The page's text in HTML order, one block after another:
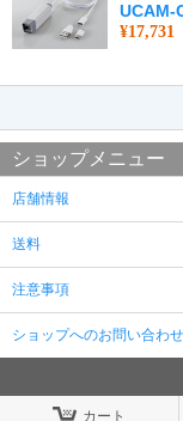
UCAM-
¥17,731
ショップメニュー
店舗情報
送料
注意事項
ショップへのお問い合わせ
カート